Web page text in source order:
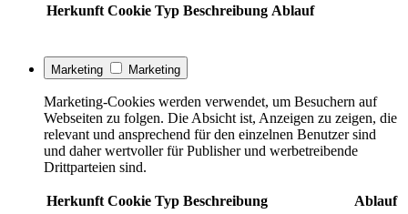
Herkunft Cookie Typ Beschreibung Ablauf
Marketing Marketing
Marketing-Cookies werden verwendet, um Besuchern auf
Webseiten zu folgen. Die Absicht ist, Anzeigen zu zeigen, die
relevant und ansprechend für den einzelnen Benutzer sind
und daher wertvoller für Publisher und werbetreibende
Drittparteien sind.
Herkunft Cookie Typ Beschreibung Ablauf